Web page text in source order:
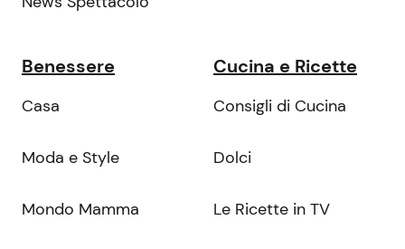
Benessere
Casa
Moda e Style
Mondo Mamma
Cucina e Ricette
Consigli di Cucina
Dolci
Le Ricette in TV